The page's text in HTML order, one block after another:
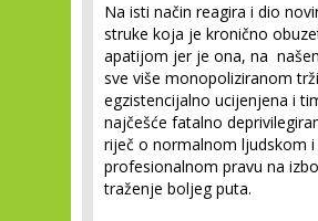
Na isti način reagira i dio
struke koja je kronično
apatijom jer je ona, na
sve više monopoliziranom
egzistencijalno ucijenjena i
najčešće fatalno
riječ o normalnom ljudskom i
profesionalnom pravu na
traženje boljeg puta.